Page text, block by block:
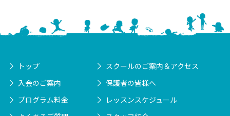
トップ
スクールのご案内＆アクセス
入会のご案内
保護者の皆様へ
プログラム料金
レッスンスケジュール